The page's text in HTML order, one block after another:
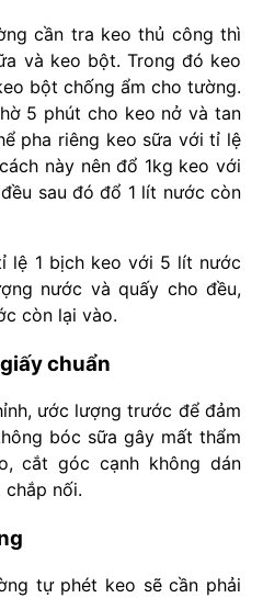
cần tra keo thủ công thì
và keo bột. Trong đó keo
bột chống ẩm cho tường.
5 phút cho keo nở và tan
pha riêng keo sữa với tỉ lệ
này nên đổ 1kg keo với
sau đó đổ 1 lít nước còn
lệ 1 bịch keo với 5 lít nước
nước và quấy cho đều,
còn lại vào.
chuẩn
ước lượng trước để đảm
bóc sữa gây mất thẩm
cắt góc cạnh không dán
nối.
tự phét keo sẽ cần phải